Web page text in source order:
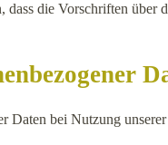
die Vorschriften
bei Nutzung